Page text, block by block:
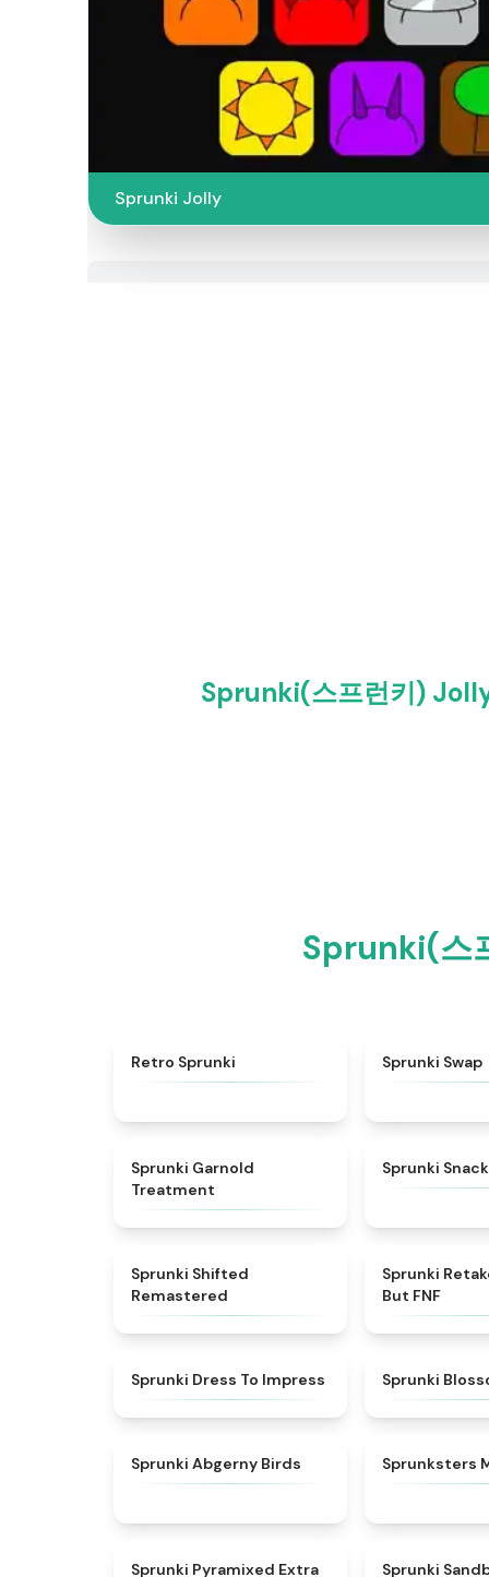
Sprunki Jolly
Sprunki(스프런키)
Sprunki(스
Retro Sprunki Sprunki Swap
Sprunki Garnold
Treatment
Sprunki
Sprunki Shifted
Remastered
Sprunki
But FNF
Sprunki Dress To Impress Sprunki
Sprunki Abgerny Birds Sprunksters
★
Sprunki Pyramixed Extra Sprunki